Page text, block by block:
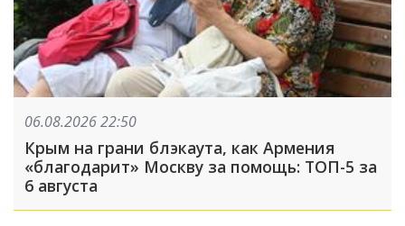
06.08.2026 22:50
Крым на грани блэкаута, как Армения
«благодарит» Москву за помощь: ТОП-5 за
6 августа